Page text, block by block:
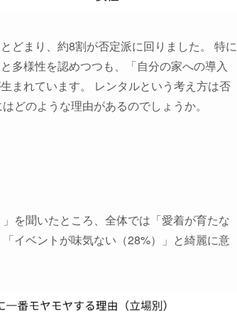
どまり、約8割が否定派に回りました。 特に
多様性を認めつつも、「自分の家への導入
まれています。 レンタルという考え方は否
どのような理由があるのでしょうか。
を聞いたところ、全体では「愛着が育たな
イベントが味気ない（28%）」と綺麗に意